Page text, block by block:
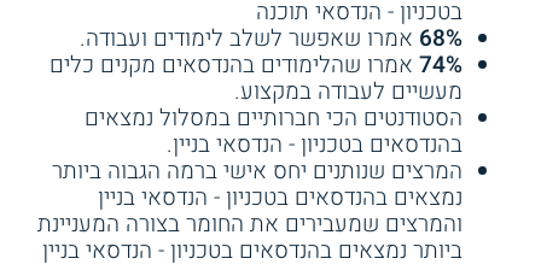
טכנולוגית וממוחשבת.
הנדסאים רבים, בעיקר מתחום הנדסת האזרחות והסביבה,
מבצעים עבודות "שטח" בתחומי הסביבה התעשייתית ומחוץ
לה. יום העבודה של ההנדסאי נמשך בדרך כלל בין 9-12 שעות
במשך כל ימי השבוע, לרבות שישי שבת. במרבית מקומות
העבודה עובדים ההנדסאים כחלק מצוות מיומן, ונדרשים לשלב
עבודה טכנית ופיזית יחד עם עבודת צוות מתואמת.
איזו תעודה מקבלים בסוף לימודי הנדסאים?
אורט ירושלים - לימודי הנדסאי
שירות אישי חינם שירות אישי חינם
בטכניון - הנדסאי תוכנה
68% אמרו שאפשר לשלב לימודים ועבודה.
74% אמרו שהלימודים בהנדסאים מקנים כלים
מעשיים לעבודה במקצוע.
הסטודנטים הכי חברותיים במסלול נמצאים
בהנדסאים בטכניון - הנדסאי בניין.
המרצים שנותנים יחס אישי ברמה הגבוה ביותר
נמצאים בהנדסאים בטכניון - הנדסאי בניין
והמרצים שמעבירים את החומר בצורה המעניינת
ביותר נמצאים בהנדסאים בטכניון - הנדסאי בניין